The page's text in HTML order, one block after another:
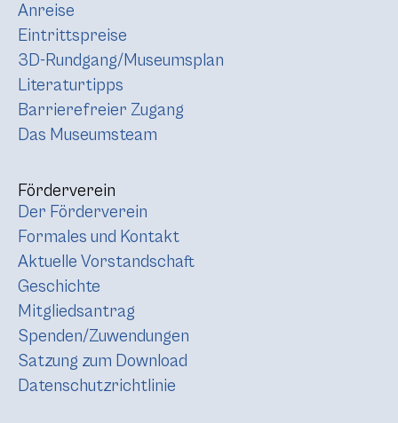
Anreise
Eintrittspreise
3D-Rundgang/Museumsplan
Literaturtipps
Barrierefreier Zugang
Das Museumsteam
Förderverein
Der Förderverein
Formales und Kontakt
Aktuelle Vorstandschaft
Geschichte
Mitgliedsantrag
Spenden/Zuwendungen
Satzung zum Download
Datenschutzrichtlinie